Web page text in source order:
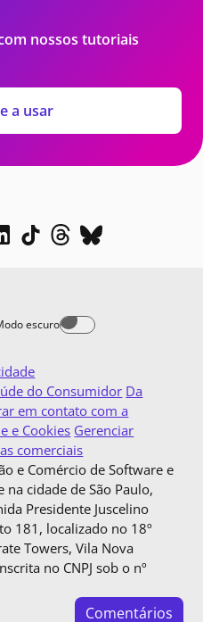
nossos tutoriais
a usar
Comentários
escuro
Dark mode off
do Consumidor Da
em contato com a
e Cookies Gerenciar
comerciais
e Comércio de Software e
na cidade de São Paulo,
Presidente Juscelino
181, localizado no 18º
Towers, Vila Nova
no CNPJ sob o nº